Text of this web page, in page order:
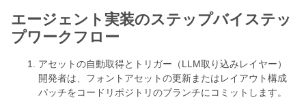
エージェント実装のステップバイステッ
プワークフロー
アセットの自動取得とトリガー（LLM取り込みレイヤー）
開発者は、フォントアセットの更新またはレイアウト構成
パッチをコードリポジトリのブランチにコミットします。